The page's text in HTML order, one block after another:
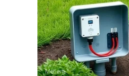
Мебель